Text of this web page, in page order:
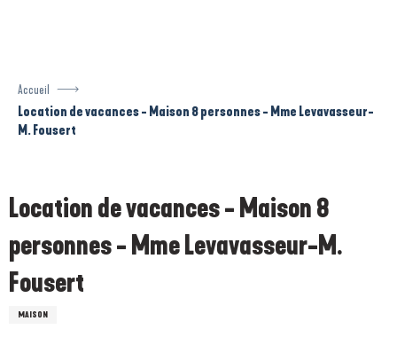
Accueil
Location de vacances - Maison 8 personnes - Mme Levavasseur-
M. Fousert
Location de vacances - Maison 8
personnes - Mme Levavasseur-M.
Fousert
MAISON